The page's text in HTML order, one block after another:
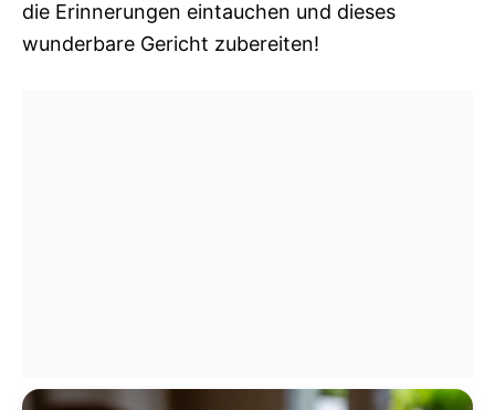
die Erinnerungen eintauchen und dieses
wunderbare Gericht zubereiten!